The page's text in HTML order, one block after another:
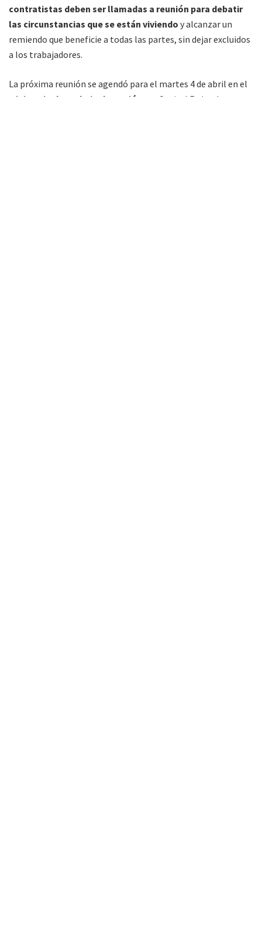
contratistas deben ser llamadas a reunión para debatir
las circunstancias que se están viviendo y alcanzar un
remiendo que beneficie a todas las partes, sin dejar excluidos
a los trabajadores.
La próxima reunión se agendó para el martes 4 de abril en el
Ministerio de Trabajo de Nación;
en Capital Federal; ya que